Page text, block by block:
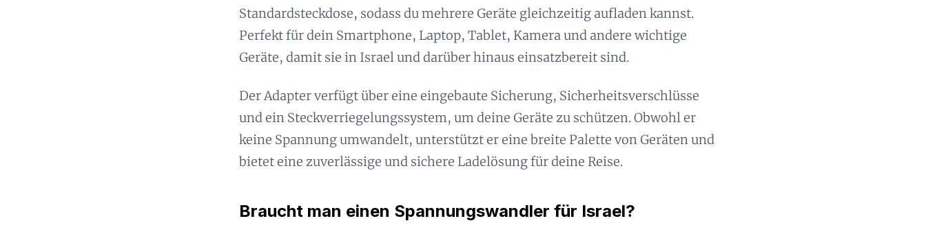
Standardsteckdose, sodass du mehrere Geräte gleichzeitig aufladen kannst.
Perfekt für dein Smartphone, Laptop, Tablet, Kamera und andere wichtige
Geräte, damit sie in Israel und darüber hinaus einsatzbereit sind.
Der Adapter verfügt über eine eingebaute Sicherung, Sicherheitsverschlüsse
und ein Steckverriegelungssystem, um deine Geräte zu schützen. Obwohl er
keine Spannung umwandelt, unterstützt er eine breite Palette von Geräten und
bietet eine zuverlässige und sichere Ladelösung für deine Reise.
Braucht man einen Spannungswandler für Israel?